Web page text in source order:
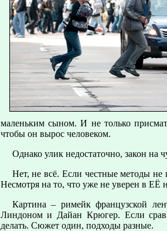
маленьким сыном. И не только
чтобы он вырос человеком.
Однако улик недостаточно, закон на
Нет, не всё. Если честные методы
Несмотря на то, что уже не уверен в ЕЁ
Картина – римейк французской
Линдоном и Дайан Крюгер. Если
делать. Сюжет один, подходы разные.